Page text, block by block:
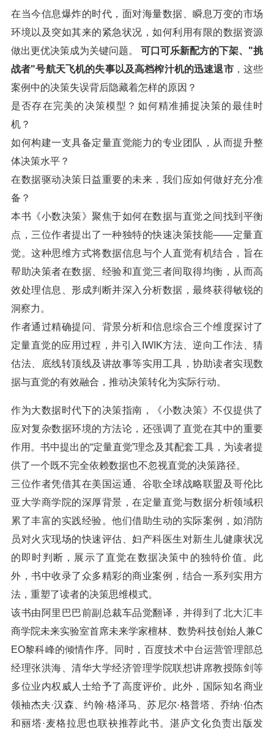
在当今信息爆炸的时代，面对海量数据、瞬息万变的市场
环境以及突如其来的紧急状况，如何利用有限的数据资源
做出更优决策成为关键问题。 可口可乐新配方的下架、"挑
战者"号航天飞机的失事以及高档榨汁机的迅速退市，这些
案例中的决策失误背后隐藏着怎样的原因？
是否存在完美的决策模型？如何精准捕捉决策的最佳时
机？
如何构建一支具备定量直觉能力的专业团队，从而提升整
体决策水平？
在数据驱动决策日益重要的未来，我们应如何做好充分准
备？
本书《小数决策》聚焦于如何在数据与直觉之间找到平衡
点，三位作者提出了一种独特的快速决策技能——定量直
觉。这种思维方式将数据信息与个人直觉有机结合，旨在
帮助决策者在数据、经验和直觉三者间取得均衡，从而高
效处理信息、形成判断并深入分析数据，最终获得敏锐的
洞察力。
作者通过精确提问、背景分析和信息综合三个维度探讨了
定量直觉的应用过程，并引入IWIK方法、逆向工作法、猜
估法、底线转顶线及讲故事等实用工具，协助读者实现数
据与直觉的有效融合，推动决策转化为实际行动。
作为大数据时代下的决策指南，《小数决策》不仅提供了
应对复杂数据环境的方法论，还强调了直觉在其中的重要
作用。书中提出的“定量直觉”理念及其配套工具，为读者提
供了一个既不完全依赖数据也不忽视直觉的决策路径。
三位作者凭借其在美国运通、谷歌全球战略联盟及哥伦比
亚大学商学院的深厚背景，在定量直觉与数据分析领域积
累了丰富的实践经验。他们借助生动的实际案例，如消防
员对火灾现场的快速评估、妇产科医生对新生儿健康状况
的即时判断，展示了直觉在数据决策中的独特价值。此
外，书中收录了众多精彩的商业案例，结合一系列实用方
法，重塑了读者的决策思维模式。
该书由阿里巴巴前副总裁车品觉翻译，并得到了北大汇丰
商学院未来实验室首席未来学家檀林、数势科技创始人兼C
EO黎科峰的倾情作序。同时，百度技术中台运营管理部总
经理张洪海、清华大学经济管理学院联想讲席教授陈剑等
多位业内权威人士给予了高度评价。此外，国际知名商业
领袖杰夫·汉森、约翰·格泽马、苏尼尔·格普塔、乔纳·伯杰
和丽塔·麦格拉思也联袂推荐此书。湛庐文化负责出版发